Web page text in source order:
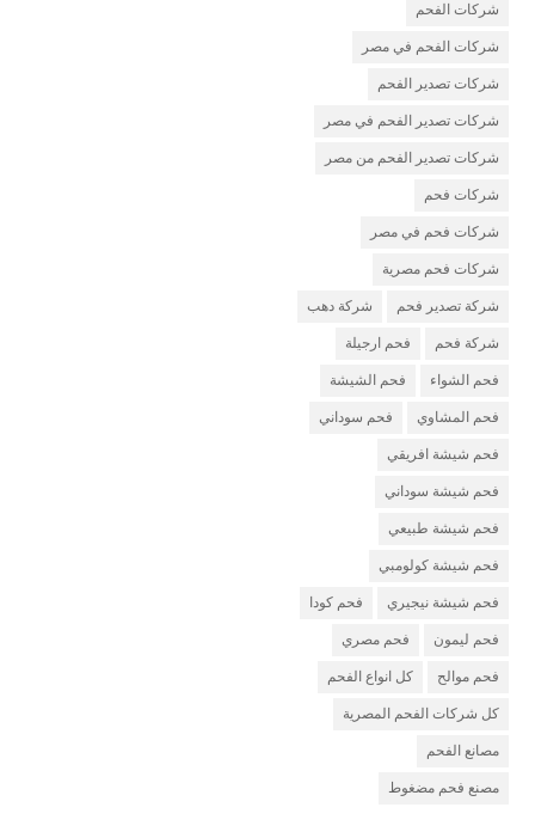
شركات الفحم
شركات الفحم في مصر
شركات تصدير الفحم
شركات تصدير الفحم في مصر
شركات تصدير الفحم من مصر
شركات فحم
شركات فحم في مصر
شركات فحم مصرية
شركة تصدير فحم شركة دهب
شركة فحم فحم ارجيلة
فحم الشواء فحم الشيشة
فحم المشاوي فحم سوداني
فحم شيشة افريقي
فحم شيشة سوداني
فحم شيشة طبيعي
فحم شيشة كولومبي
فحم شيشة نيجيري فحم كودا
فحم ليمون فحم مصري
فحم موالح كل انواع الفحم
كل شركات الفحم المصرية
مصانع الفحم
مصنع فحم مضغوط